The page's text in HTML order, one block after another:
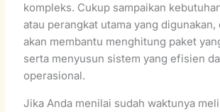
kompleks. Cukup sampaikan
atau perangkat utama yang digunakan,
akan membantu menghitung paket
serta menyusun sistem yang efisien
operasional.
Jika Anda menilai sudah waktunya